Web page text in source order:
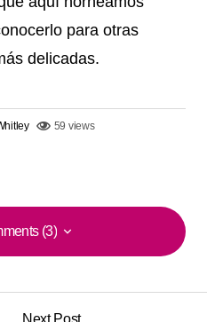
para otras
delicadas.
59 views
(3)
(3)
ayer y quedó
el domingo.
Next Post